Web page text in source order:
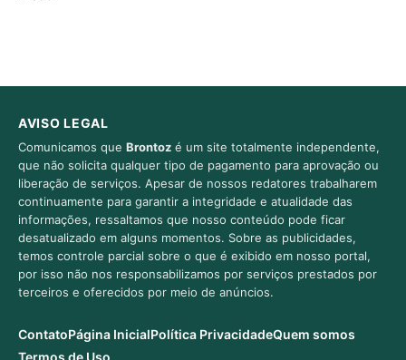
AVISO LEGAL
Comunicamos que Brontoz é um site totalmente independente,
que não solicita qualquer tipo de pagamento para aprovação ou
liberação de serviços. Apesar de nossos redatores trabalharem
continuamente para garantir a integridade e atualidade das
informações, ressaltamos que nosso conteúdo pode ficar
desatualizado em alguns momentos. Sobre as publicidades,
temos controle parcial sobre o que é exibido em nosso portal,
por isso não nos responsabilizamos por serviços prestados por
terceiros e oferecidos por meio de anúncios.
ContatoPágina InicialPolítica PrivacidadeQuem somos